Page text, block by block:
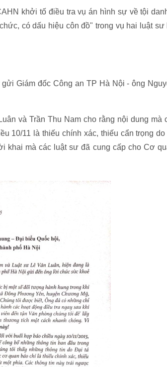
khởi tố điều tra vụ án hình sự về tội
có dấu hiệu côn đồ" trong vụ hai luật sư
Giám đốc Công an TP Hà Nội - ông
và Trần Thu Nam cho rằng nội dung mà
10/11 là thiếu chính xác, thiếu cẩn trọng do
mà các luật sư đã cung cấp cho Cơ